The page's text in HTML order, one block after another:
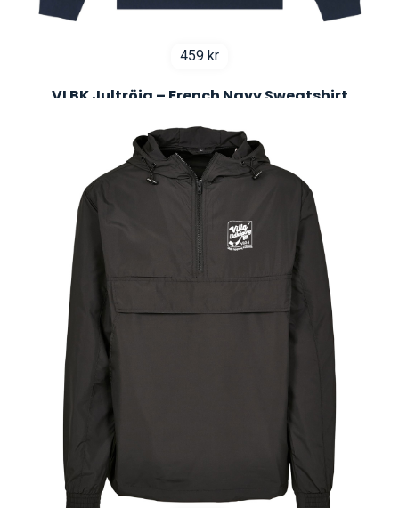
459 kr
VLBK Jultröja – French Navy Sweatshirt